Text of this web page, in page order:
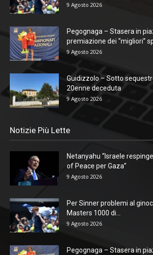
9 Agosto 2026
Pegognaga – Stasera in
premiazione dei “migliori”
9 Agosto 2026
Guidizzolo – Sotto
20enne deceduta
9 Agosto 2026
Notizie Più Lette
Netanyahu “Israele
of Peace per Gaza”
9 Agosto 2026
Per Sinner problemi al
Masters 1000 di...
9 Agosto 2026
Pegognaga – Stasera in